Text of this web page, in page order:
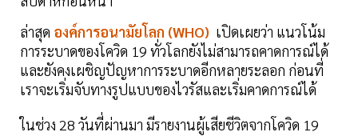
ล่าสุด องค์การอนามัยโลก (WHO) เปิดเผยว่า แนวโน้ม
การระบาดของโควิด 19 ทั่วโลกยังไม่สามารถคาดการณ์ได้
และยังคงเผชิญปัญหาการระบาดอีกหลายระลอก ก่อนที่
เราจะเริ่มจับทางรูปแบบของไวรัสและเริ่มคาดการณ์ได้
ในช่วง 28 วันที่ผ่านมา มีรายงานผู้เสียชีวิตจากโควิด 19